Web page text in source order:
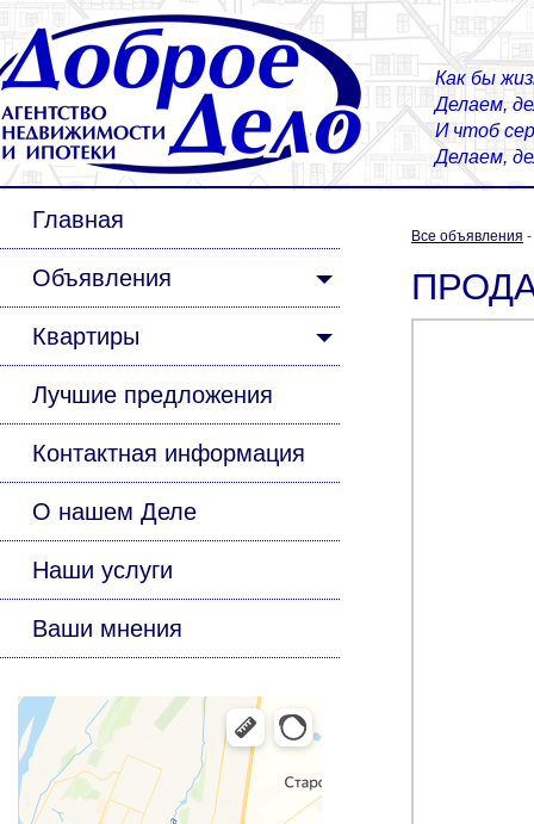
Как бы
Делаем,
И чтоб
Делаем,
Главная
Объявления
Квартиры
Лучшие предложения
Контактная информация
О нашем Деле
Наши услуги
Ваши мнения
Все объявления -